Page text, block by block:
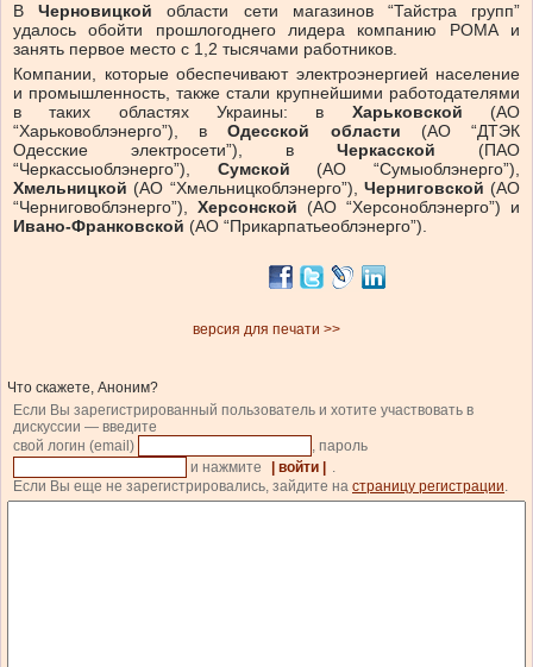
ВЧерновицкой области сети магазинов “Тайстра групп”
удалось обойти прошлогоднего лидера компанию РОМА и
занять первое место с 1,2 тысячами работников.
Компании, которые обеспечивают электроэнергией население
и промышленность, также стали крупнейшими работодателями
в таких областях Украины: в Харьковской (АО
“Харьковоблэнерго”), вОдесской области (АО “ДТЭК
Одесские электросети”), в Черкасской (ПАО
“Черкассыоблэнерго”), Сумской (АО “Сумыоблэнерго”),
Хмельницкой (АО “Хмельницкоблэнерго”), Черниговской (АО
“Черниговоблэнерго”), Херсонской (АО “Херсоноблэнерго”) и
Ивано-Франковской (АО “Прикарпатьеоблэнерго”).
версия для печати >>
Что скажете, Аноним?
Если Вы зарегистрированный пользователь и хотите участвовать в
дискуссии — введите
свой логин (email)
, пароль
и нажмите
| войти |
.
Если Вы еще не зарегистрировались, зайдите на страницу регистрации.